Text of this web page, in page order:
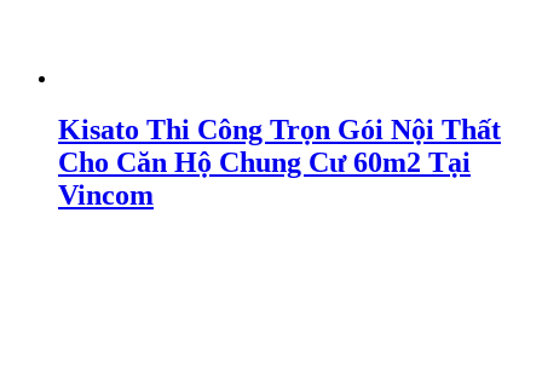
Kisato Thi Công Trọn Gói Nội Thất
Cho Căn Hộ Chung Cư 60m2 Tại
Vincom